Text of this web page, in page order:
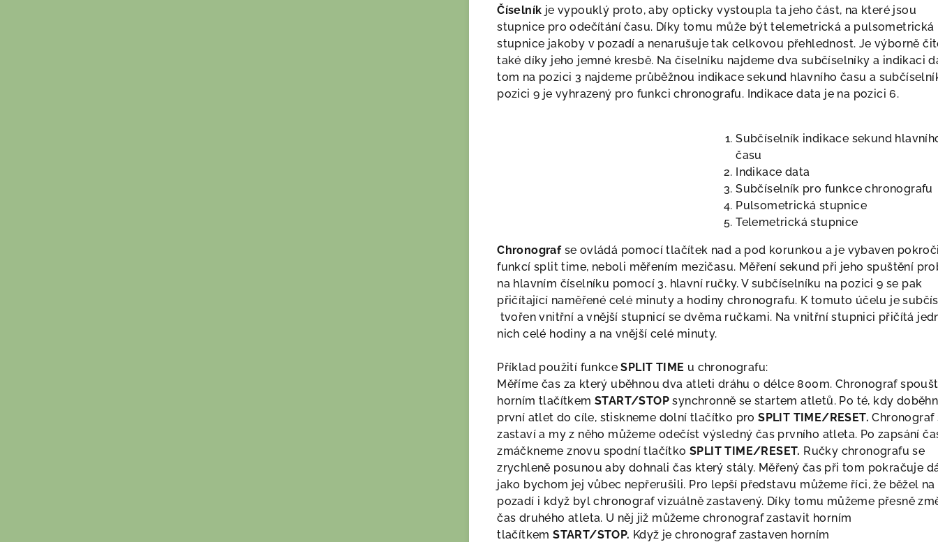
Číselník je vypouklý proto, aby opticky vystoupla ta jeho část, na které jsou
stupnice pro odečítání času. Díky tomu může být telemetrická a pulsometrická
stupnice jakoby v pozadí a nenarušuje tak celkovou přehlednost. Je výborně
také díky jeho jemné kresbě. Na číselníku najdeme dva subčíselníky a indikaci
tom na pozici 3 najdeme průběžnou indikace sekund hlavního času a
pozici 9 je vyhrazený pro funkci chronografu. Indikace data je na pozici 6.
Subčíselník indikace sekund
času
Indikace data
Subčíselník pro funkce chronografu
Pulsometrická stupnice
Telemetrická stupnice
Chronografse ovládá pomocí tlačítek nad a pod korunkou a je vybaven
funkcí split time, neboli měřením mezičasu. Měření sekund při jeho spuštění
na hlavním číselníku pomocí 3. hlavní ručky. V subčíselníku na pozici 9 se pak
přičítající naměřené celé minuty a hodiny chronografu. K tomuto účelu je
tvořen vnitřní a vnější stupnicí se dvěma ručkami. Na vnitřní stupnici přičítá
nich celé hodiny a na vnější celé minuty.
Příklad použití funkceSPLIT TIME u chronografu:
Měříme čas za který uběhnou dva atleti dráhu o délce 800m. Chronograf
horním tlačítkem START/STOPsynchronně se startem atletů. Po té, kdy
první atlet do cíle, stiskneme dolní tlačítko proSPLIT TIME/RESET. Chronograf
zastaví a my z něho můžeme odečíst výsledný čas prvního atleta. Po zapsání
zmáčkneme znovu spodní tlačítko SPLIT TIME/RESET. Ručky chronografu se
zrychleně posunou aby dohnali čas který stály. Měřený čas při tom pokračuje
jako bychom jej vůbec nepřerušili. Pro lepší představu můžeme říci, že běžel na
pozadí i když byl chronograf vizuálně zastavený. Díky tomu můžeme přesně
čas druhého atleta. U něj již můžeme chronograf zastavit horním
tlačítkemSTART/STOP. Když je chronograf zastaven horním